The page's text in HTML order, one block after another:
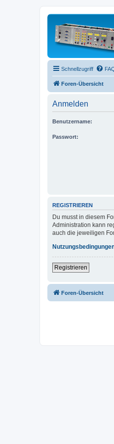
Schnellzugriff
Foren-Übersicht
Anmelden
Benutzername:
Passwort:
REGISTRIEREN
Du musst in diesem
Administration kann
auch die jeweiligen
Registrieren
Foren-Übersicht